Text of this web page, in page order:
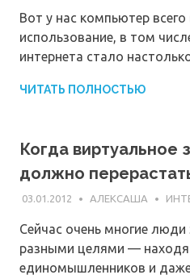
Вот у нас компьютер всего
использование, в том
интернета стало
ЧИТАТЬ ПОЛНОСТЬЮ
Когда виртуальное
должно
03.01.2012 АЛЕКСАША
Сейчас очень многие люди
разными целями —
единомышленников и